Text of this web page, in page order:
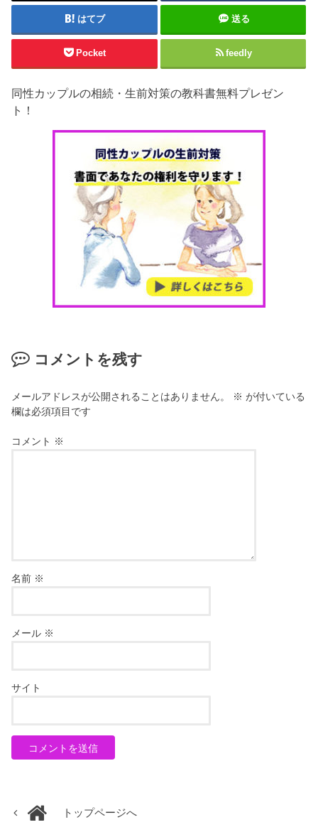
はてブ 送る
Pocket feedly
同性カップルの相続・生前対策の教科書無料プレゼン
ト！
コメントを残す
メールアドレスが公開されることはありません。 ※ が付いている
欄は必須項目です
コメント ※
名前 ※
メール ※
サイト
トップページへ